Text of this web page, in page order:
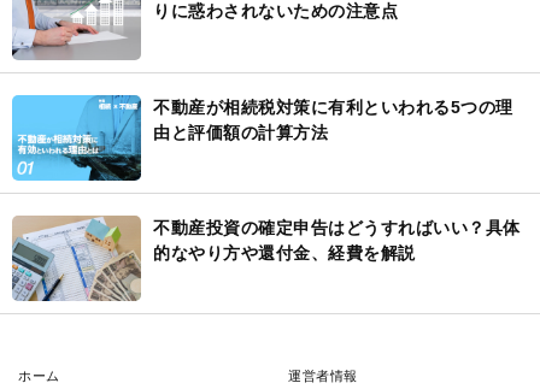
りに惑わされないための注意点
不動産が相続税対策に有利といわれる5つの理
由と評価額の計算方法
不動産投資の確定申告はどうすればいい？具体
的なやり方や還付金、経費を解説
ホーム 運営者情報